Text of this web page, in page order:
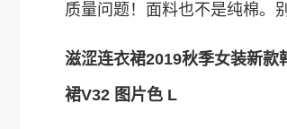
质量问题！面料也不是纯棉。
滋涩连衣裙2019秋季女装新款
裙V32 图片色 L